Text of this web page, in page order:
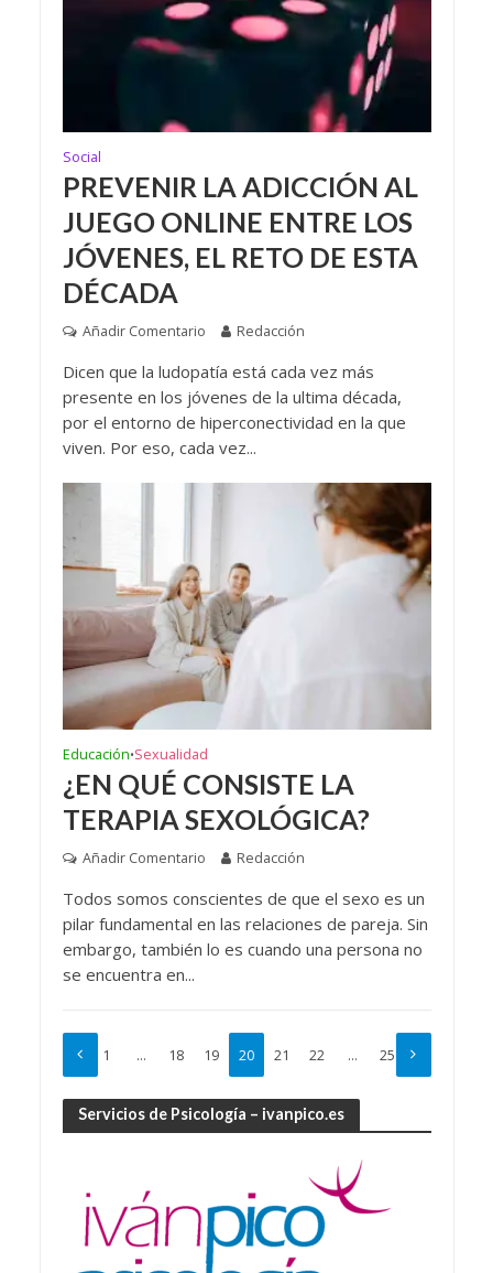
Social
PREVENIR LA ADICCIÓN AL
JUEGO ONLINE ENTRE LOS
JÓVENES, EL RETO DE ESTA
DÉCADA
Añadir Comentario Redacción
Dicen que la ludopatía está cada vez más
presente en los jóvenes de la ultima década,
por el entorno de hiperconectividad en la que
viven. Por eso, cada vez...
Educación•Sexualidad
¿EN QUÉ CONSISTE LA
TERAPIA SEXOLÓGICA?
Añadir Comentario Redacción
Todos somos conscientes de que el sexo es un
pilar fundamental en las relaciones de pareja. Sin
embargo, también lo es cuando una persona no
se encuentra en...
1 … 18 19 20 21 22 … 25
Servicios de Psicología – ivanpico.es